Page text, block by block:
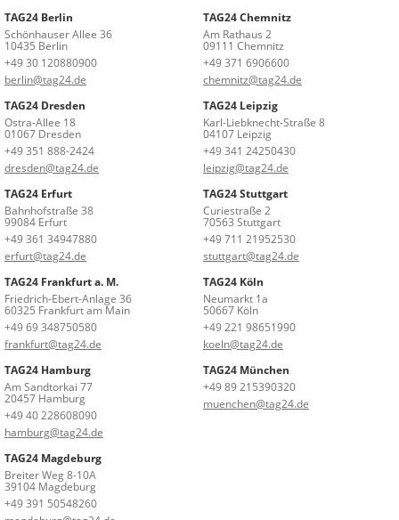
TAG24 Berlin
Schönhauser Allee 36
10435 Berlin
+49 30 120880900
berlin@tag24.de
TAG24 Chemnitz
Am Rathaus 2
09111 Chemnitz
+49 371 6906600
chemnitz@tag24.de
TAG24 Dresden
Ostra-Allee 18
01067 Dresden
+49 351 888-2424
dresden@tag24.de
TAG24 Leipzig
Karl-Liebknecht-Straße 8
04107 Leipzig
+49 341 24250430
leipzig@tag24.de
TAG24 Erfurt
Bahnhofstraße 38
99084 Erfurt
+49 361 34947880
erfurt@tag24.de
TAG24 Stuttgart
Curiestraße 2
70563 Stuttgart
+49 711 21952530
stuttgart@tag24.de
TAG24 Frankfurt a. M.
Friedrich-Ebert-Anlage 36
60325 Frankfurt am Main
+49 69 348750580
frankfurt@tag24.de
TAG24 Köln
Neumarkt 1a
50667 Köln
+49 221 98651990
koeln@tag24.de
TAG24 Hamburg
Am Sandtorkai 77
20457 Hamburg
+49 40 228608090
hamburg@tag24.de
TAG24 München
+49 89 215390320
muenchen@tag24.de
TAG24 Magdeburg
Breiter Weg 8-10A
39104 Magdeburg
+49 391 50548260